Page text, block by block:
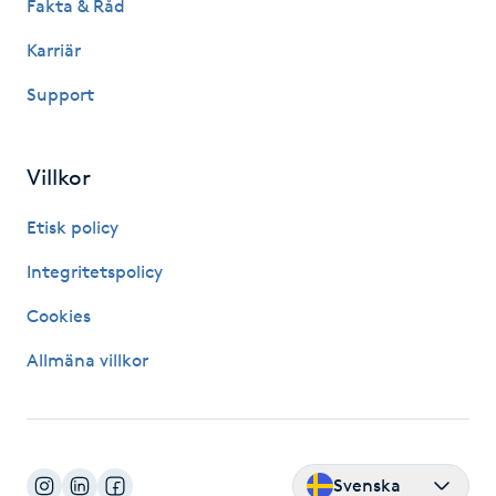
LED-ljusterapi
LPG
LPG-behandling
LPG-massage
Luggklippning
Läpptatuering
Fakta & Råd
Karriär
Support
Villkor
Etisk policy
Integritetspolicy
Cookies
Allmäna villkor
Svenska